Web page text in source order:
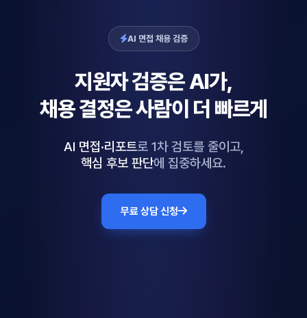
AI 면접 채용 검증
지원자 검증은AI가,
채용 결정은사람이 더 빠르게
AI 면접·리포트로 1차 검토를 줄이고,
핵심 후보 판단에 집중하세요.
무료 상담 신청